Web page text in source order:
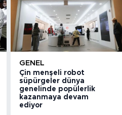
GENEL
Çin menşeli robot
süpürgeler dünya
genelinde popülerlik
kazanmaya devam
ediyor